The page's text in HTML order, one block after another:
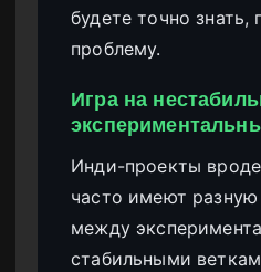
будете точно знать,
проблему.
Игра на
Инди-проекты
часто имеют разную
между
стабильными